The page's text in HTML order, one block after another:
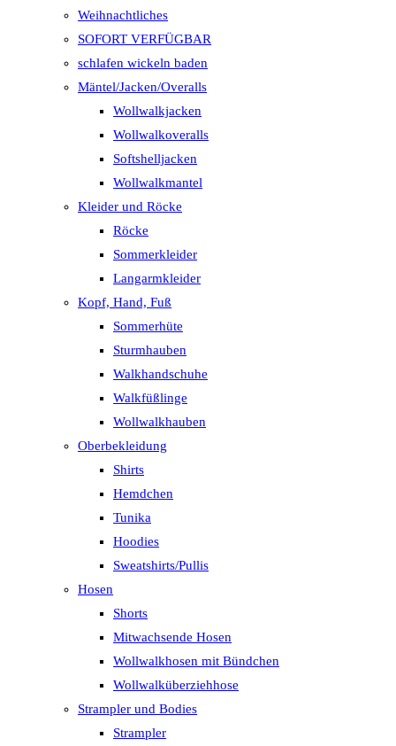
Weihnachtliches
SOFORT VERFÜGBAR
schlafen wickeln baden
Mäntel/Jacken/Overalls
Wollwalkjacken
Wollwalkoveralls
Softshelljacken
Wollwalkmantel
Kleider und Röcke
Röcke
Sommerkleider
Langarmkleider
Kopf, Hand, Fuß
Sommerhüte
Sturmhauben
Walkhandschuhe
Walkfüßlinge
Wollwalkhauben
Oberbekleidung
Shirts
Hemdchen
Tunika
Hoodies
Sweatshirts/Pullis
Hosen
Shorts
Mitwachsende Hosen
Wollwalkhosen mit Bündchen
Wollwalküberziehhose
Strampler und Bodies
Strampler